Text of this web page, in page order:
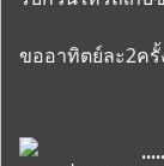
ขออาทิตย์ละ2ค